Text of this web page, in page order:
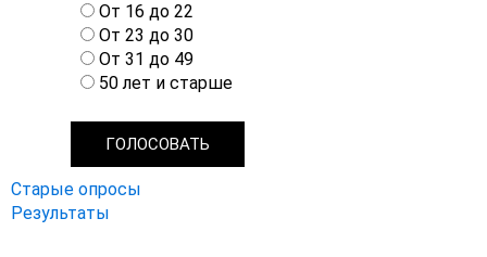
а
р
и
а
От 16 до 22
От 23 до 30
От 31 до 49
50 лет и старше
Старые опросы
Результаты